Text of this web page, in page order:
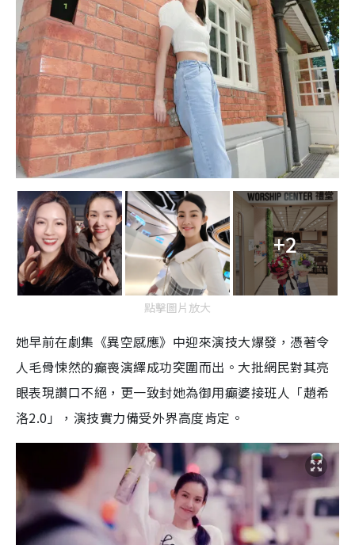
+2
點擊圖片放大
她早前在劇集《異空感應》中迎來演技大爆發，憑著令
人毛骨悚然的癲喪演繹成功突圍而出。大批網民對其亮
眼表現讚口不絕，更一致封她為御用癲婆接班人「趙希
洛2.0」，演技實力備受外界高度肯定。